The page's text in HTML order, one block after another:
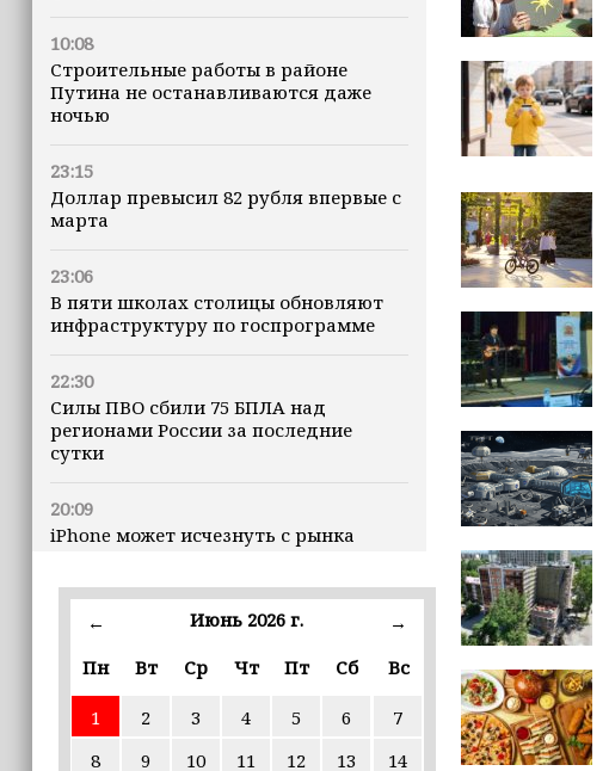
10:08
Строительные работы в районе
Путина не останавливаются даже
ночью
23:15
Доллар превысил 82 рубля впервые с
марта
23:06
В пяти школах столицы обновляют
инфраструктуру по госпрограмме
22:30
Силы ПВО сбили 75 БПЛА над
регионами России за последние
сутки
20:09
iPhone может исчезнуть с рынка
19:37
9 августа в Грозном пройдет дрифт-
17:30
Эксперт объяснил, почему не стоит
← Июнь 2026 г.
→
Пн
Вт Ср Чт Пт Сб Вс
1 2 3 4 5 6
7
8
9 10 11 12 13 14